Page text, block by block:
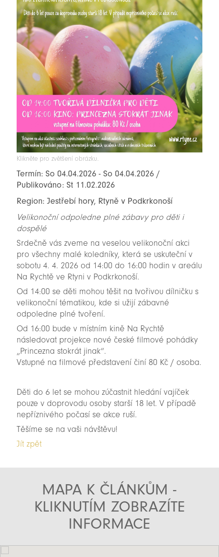
Klikněte pro zvětšení obrázku.
Termín: So 04.04.2026 - So 04.04.2026 /
Publikováno: St 11.02.2026
Region: Jestřebí hory, Rtyně v Podkrkonoší
Velikonoční odpoledne plné zábavy pro děti i
dospělé
Srdečně vás zveme na veselou velikonoční akci
pro všechny malé koledníky, která se uskuteční v
sobotu 4. 4. 2026 od 14:00 do 16:00 hodin v areálu
Na Rychtě ve Rtyni v Podkrkonoší.
Od 14:00 se děti mohou těšit na tvořivou dílničku s
velikonoční tématikou, kde si užijí zábavné
odpoledne plné tvoření.
Od 16:00 bude v místním kině Na Rychtě
následovat projekce nové české filmové pohádky
„Princezna stokrát jinak“.
Vstupné na filmové představení činí 80 Kč / osoba.
Děti do 6 let se mohou zúčastnit hledání vajíček
pouze v doprovodu osoby starší 18 let. V případě
nepříznivého počasí se akce ruší.
Těšíme se na vaši návštěvu!
Jít zpět
MAPA K ČLÁNKŮM -
KLIKNUTÍM ZOBRAZÍTE
INFORMACE